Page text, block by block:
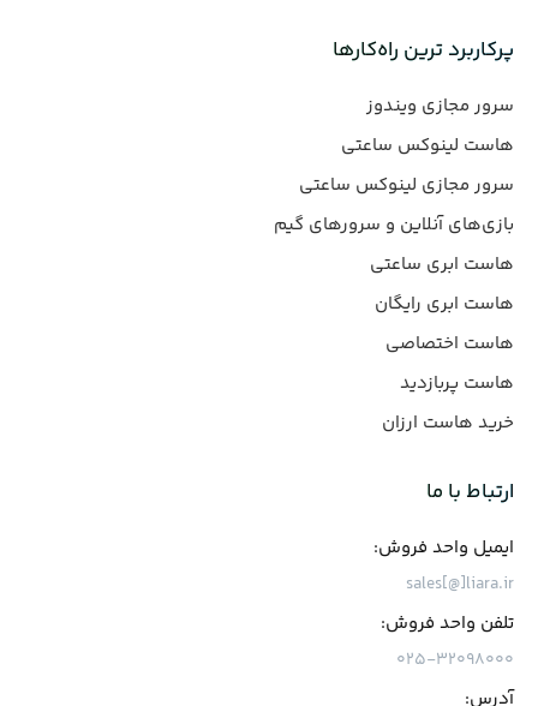
پرکاربرد ترین راه‌کارها
سرور مجازی ویندوز
هاست لینوکس ساعتی
سرور مجازی لینوکس ساعتی
بازی‌های آنلاین و سرورهای گیم
هاست ابری ساعتی
هاست ابری رایگان
هاست اختصاصی
هاست پربازدید
خرید هاست ارزان
ارتباط با ما
ایمیل واحد فروش:
sales[@]liara.ir
تلفن واحد فروش:
۰۲۵-۳۲۰۹۸۰۰۰
آدرس: